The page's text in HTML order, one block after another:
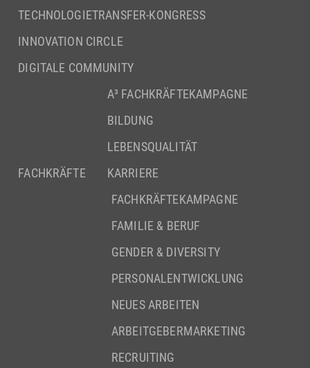
TECHNOLOGIETRANSFER-KONGRESS
INNOVATION CIRCLE
DIGITALE COMMUNITY
FACHKRÄFTE
A³ FACHKRÄFTEKAMPAGNE
BILDUNG
LEBENSQUALITÄT
KARRIERE
FACHKRÄFTEKAMPAGNE
FAMILIE & BERUF
GENDER & DIVERSITY
PERSONALENTWICKLUNG
NEUES ARBEITEN
ARBEITGEBERMARKETING
RECRUITING